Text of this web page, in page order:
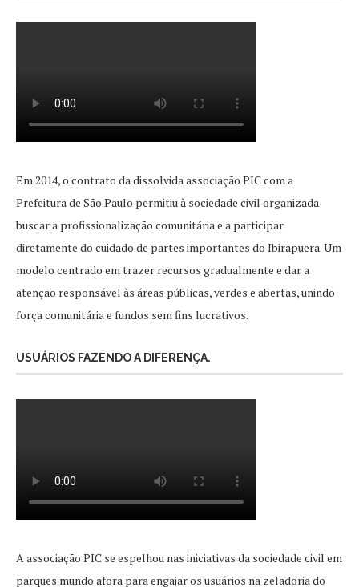
Em 2014, o contrato da dissolvida associação PIC com a
Prefeitura de São Paulo permitiu à sociedade civil organizada
buscar a profissionalização comunitária e a participar
diretamente do cuidado de partes importantes do Ibirapuera. Um
modelo centrado em trazer recursos gradualmente e dar a
atenção responsável às áreas públicas, verdes e abertas, unindo
força comunitária e fundos sem fins lucrativos.
USUÁRIOS FAZENDO A DIFERENÇA.
A associação PIC se espelhou nas iniciativas da sociedade civil em
parques mundo afora para engajar os usuários na zeladoria do